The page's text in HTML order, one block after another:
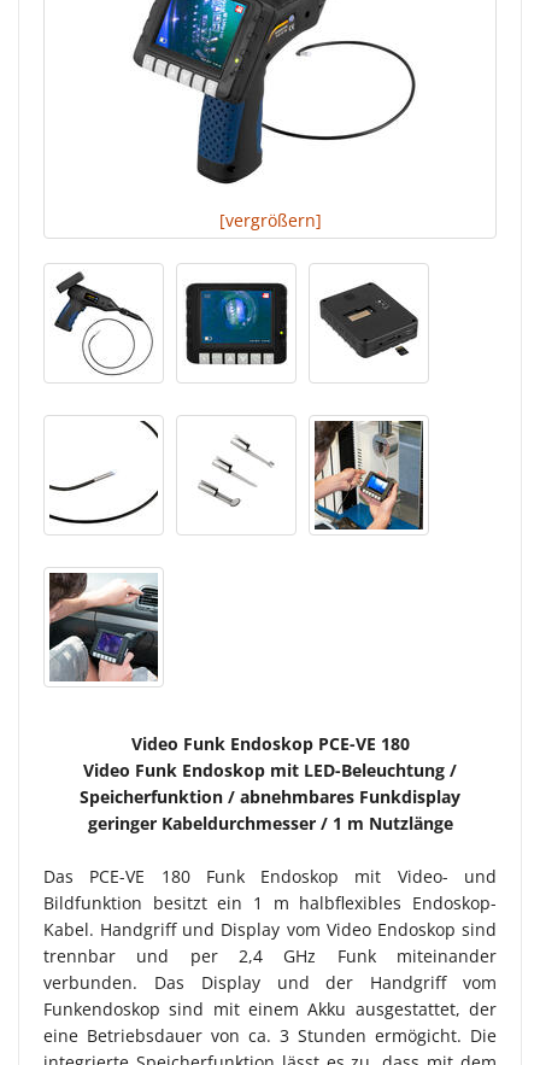
[vergrößern]
Video Funk Endoskop PCE-VE 180
Video Funk Endoskop mit LED-Beleuchtung /
Speicherfunktion / abnehmbares Funkdisplay
geringer Kabeldurchmesser / 1 m Nutzlänge
Das PCE-VE 180 Funk Endoskop mit Video- und
Bildfunktion besitzt ein 1 m halbflexibles Endoskop-
Kabel. Handgriff und Display vom Video Endoskop sind
trennbar und per 2,4 GHz Funk miteinander
verbunden. Das Display und der Handgriff vom
Funkendoskop sind mit einem Akku ausgestattet, der
eine Betriebsdauer von ca. 3 Stunden ermögicht. Die